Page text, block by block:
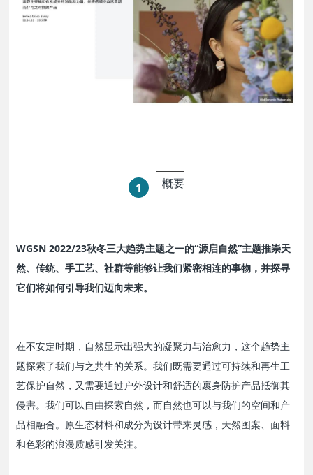
1 概要
WGSN 2022/23秋冬三大趋势主题之一的“源启自然”主题推崇天
然、传统、手工艺、社群等能够让我们紧密相连的事物，并探寻
它们将如何引导我们迈向未来。
在不安定时期，自然显示出强大的凝聚力与治愈力，这个趋势主
题探索了我们与之共生的关系。我们既需要通过可持续和再生工
艺保护自然，又需要通过户外设计和舒适的裹身防护产品抵御其
侵害。我们可以自由探索自然，而自然也可以与我们的空间和产
品相融合。原生态材料和成分为设计带来灵感，天然图案、面料
和色彩的浪漫质感引发关注。